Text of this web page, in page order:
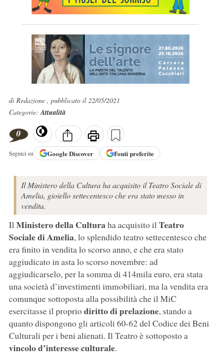
di Redazione , pubblicato il 22/05/2021
Categorie:Attualità
0
Seguici su GoogleDiscover Fonti preferite
Il Ministero della Cultura ha acquisito il Teatro Sociale di
Amelia, gioiello settecentesco che era stato messo in
vendita.
IlMinistero della Culturaha acquisito ilTeatro
Sociale di Amelia, lo splendido teatro settecentesco che
era finito in vendita lo scorso anno, e che era stato
aggiudicato in asta lo scorso novembre: ad
aggiudicarselo, per la somma di 414mila euro, era stata
una società d’investimenti immobiliari, ma la vendita era
comunque sottoposta alla possibilità che il MiC
esercitasse il propriodiritto di prelazione, stando a
quanto dispongono gli articoli 60-62 del Codice dei Beni
Culturali per i beni alienati. Il Teatro è sottoposto a
vincolo d’interesse culturale.